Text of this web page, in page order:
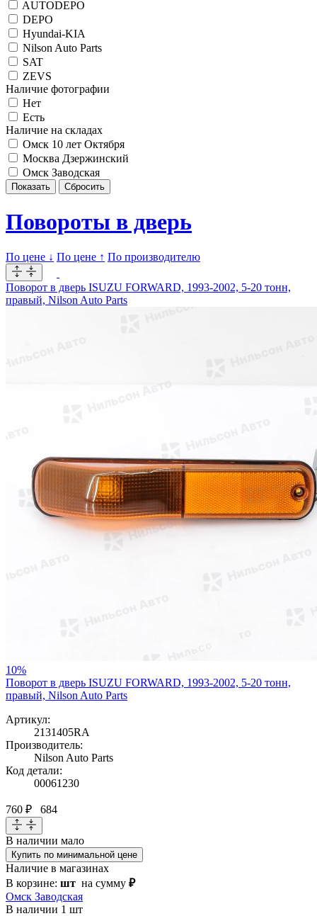
AUTODEPO
DEPO
Hyundai-KIA
Nilson Auto Parts
SAT
ZEVS
Наличие фотографии
Нет
Есть
Наличие на складах
Омск 10 лет Октября
Москва Дзержинский
Омск Заводская
Повороты в дверь
По цене ↓ По цене ↑ По производителю
Поворот в дверь ISUZU FORWARD, 1993-2002, 5-20 тонн,
правый, Nilson Auto Parts
10%
Поворот в дверь ISUZU FORWARD, 1993-2002, 5-20 тонн,
правый, Nilson Auto Parts
Артикул:
2131405RA
Производитель:
Nilson Auto Parts
Код детали:
00061230
760 ₽ 684
В наличии мало
Купить по минимальной цене
Наличие в магазинах
В корзине: шт на сумму ₽
Омск Заводская
В наличии 1 шт